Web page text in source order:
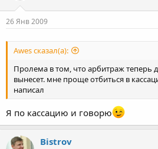
26 Янв 2009
Awes сказал(а):
Пролема в том, что арбитраж теперь
вынесет. мне проще отбиться в
написал
Я по кассацию и говорю
Bistrov